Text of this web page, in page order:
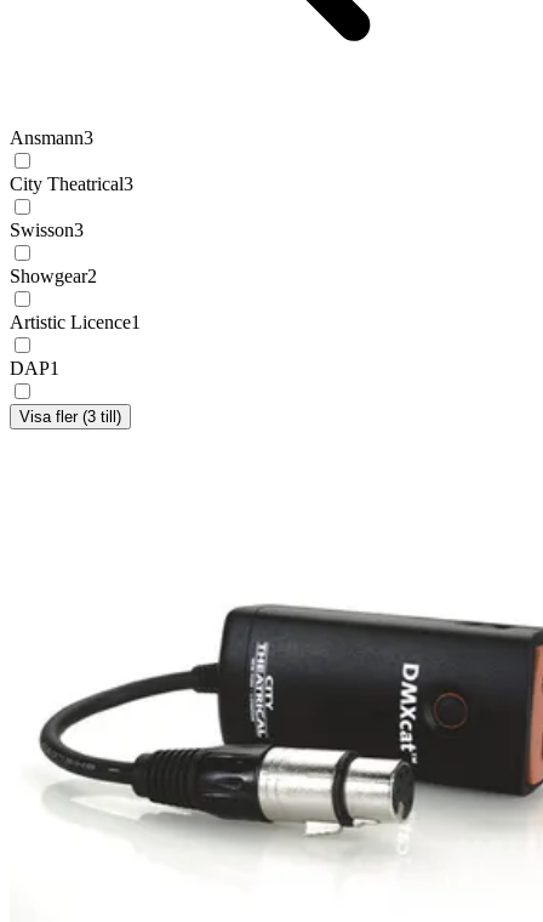
Ansmann3
City Theatrical3
Swisson3
Showgear2
Artistic Licence1
DAP1
Visa fler (3 till)